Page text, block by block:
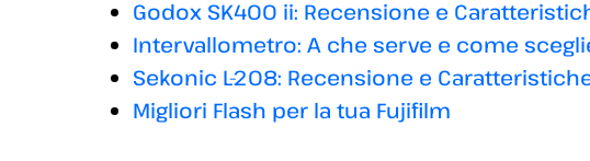
Godox SK400 ii: Recensione e
Intervallometro: A che serve e come
Sekonic L-208: Recensione e
Migliori Flash per la tua Fujifilm